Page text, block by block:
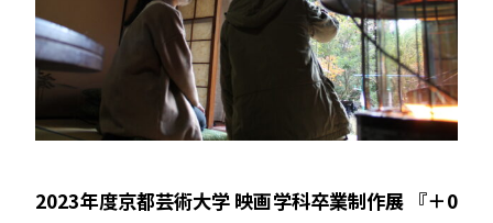
2023年度京都芸術大学 映画学科卒業制作展 『＋0